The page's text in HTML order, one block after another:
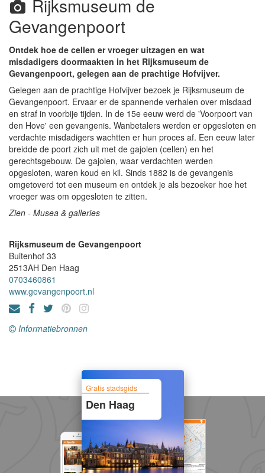
Rijksmuseum de
Gevangenpoort
Ontdek hoe de cellen er vroeger uitzagen en wat
misdadigers doormaakten in het Rijksmuseum de
Gevangenpoort, gelegen aan de prachtige Hofvijver.
Gelegen aan de prachtige Hofvijver bezoek je Rijksmuseum de
Gevangenpoort. Ervaar er de spannende verhalen over misdaad
en straf in voorbije tijden. In de 15e eeuw werd de 'Voorpoort van
den Hove' een gevangenis. Wanbetalers werden er opgesloten en
verdachte misdadigers wachtten er hun proces af. Een eeuw later
breidde de poort zich uit met de gajolen (cellen) en het
gerechtsgebouw. De gajolen, waar verdachten werden
opgesloten, waren koud en kil. Sinds 1882 is de gevangenis
omgetoverd tot een museum en ontdek je als bezoeker hoe het
vroeger was om opgesloten te zitten.
Zien - Musea & galleries
Rijksmuseum de Gevangenpoort
Buitenhof 33
2513AH Den Haag
0703460861
www.gevangenpoort.nl
Informatiebronnen
Gratis stadsgids
Den Haag